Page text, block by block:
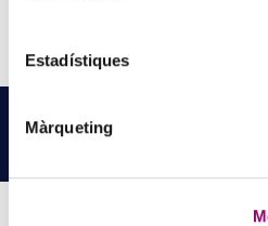
Estadístiques
Màrqueting
NOTÍCIES